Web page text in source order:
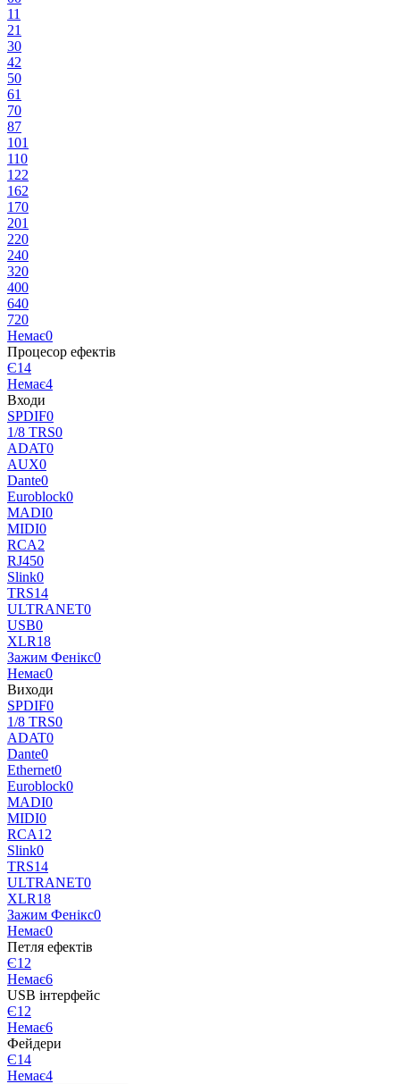
11
21
30
42
50
61
70
87
101
110
122
162
170
201
220
240
320
400
640
720
Немає0
Процесор ефектів
Є14
Немає4
Входи
SPDIF0
1/8 TRS0
ADAT0
AUX0
Dante0
Euroblock0
MADI0
MIDI0
RCA2
RJ450
Slink0
TRS14
ULTRANET0
USB0
XLR18
Зажим Фенікс0
Немає0
Виходи
SPDIF0
1/8 TRS0
ADAT0
Dante0
Ethernet0
Euroblock0
MADI0
MIDI0
RCA12
Slink0
TRS14
ULTRANET0
XLR18
Зажим Фенікс0
Немає0
Петля ефектів
Є12
Немає6
USB інтерфейс
Є12
Немає6
Фейдери
Є14
Немає4